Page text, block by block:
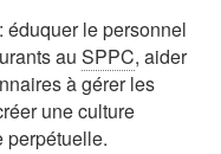
éduquer le personnel
au SPPC, aider
à gérer les
une culture
perpétuelle.